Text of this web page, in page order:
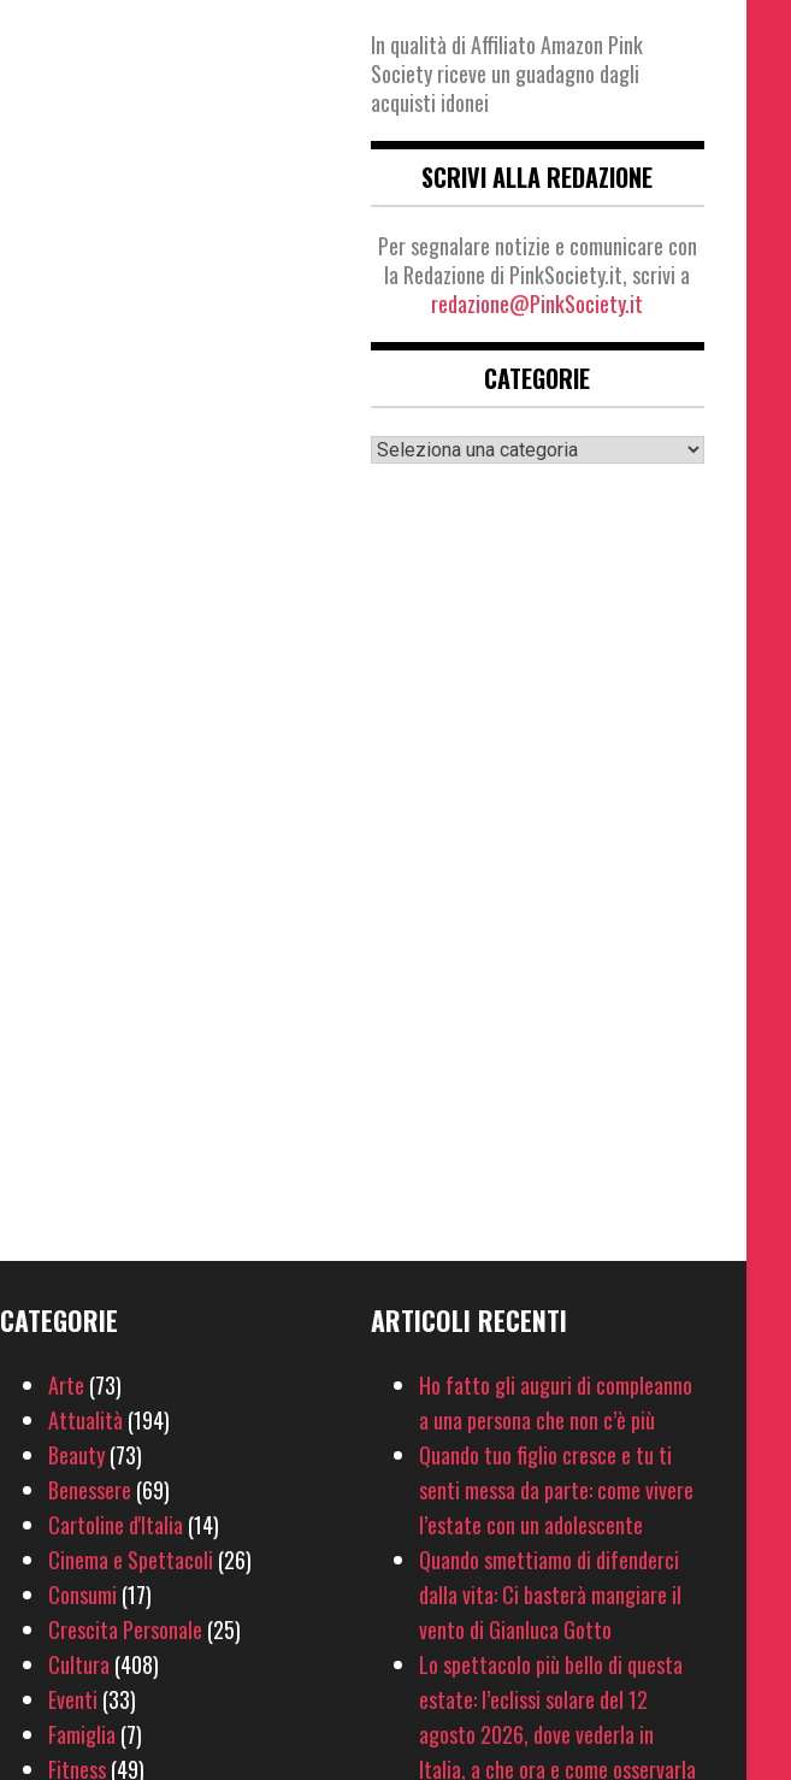
In qualità di Affiliato Amazon Pink
Society riceve un guadagno dagli
acquisti idonei
SCRIVI ALLA REDAZIONE
Per segnalare notizie e comunicare con
la Redazione di PinkSociety.it, scrivi a
redazione@PinkSociety.it
CATEGORIE
Categorie
CATEGORIE
Arte (73)
Attualità (194)
Beauty(73)
Benessere (69)
Cartoline d'Italia (14)
Cinema e Spettacoli (26)
Consumi (17)
Crescita Personale (25)
Cultura (408)
Eventi (33)
Famiglia (7)
Fitness(49)
ARTICOLI RECENTI
Ho fatto gli auguri di compleanno
a una persona che non c’è più
Quando tuo figlio cresce e tu ti
senti messa da parte: come vivere
l’estate con un adolescente
Quando smettiamo di difenderci
dalla vita: Ci basterà mangiare il
vento di Gianluca Gotto
Lo spettacolo più bello di questa
estate: l’eclissi solare del 12
agosto 2026, dove vederla in
Italia, a che ora e come osservarla